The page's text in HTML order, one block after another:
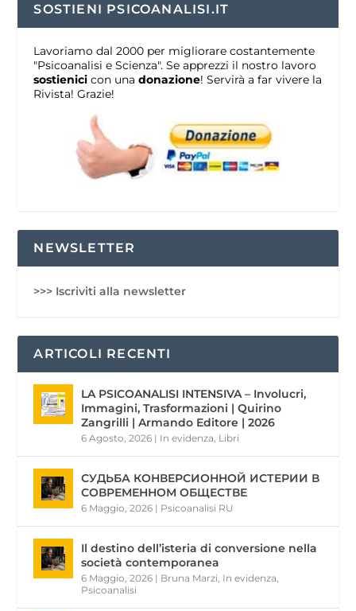
SOSTIENI PSICOANALISI.IT
Lavoriamo dal 2000 per migliorare costantemente
"Psicoanalisi e Scienza". Se apprezzi il nostro lavoro
sostienici con unadonazione! Servirà a far vivere la
Rivista! Grazie!
NEWSLETTER
>>> Iscriviti alla newsletter
ARTICOLI RECENTI
LA PSICOANALISI INTENSIVA – Involucri,
Immagini, Trasformazioni | Quirino
Zangrilli | Armando Editore | 2026
6 Agosto, 2026 | In evidenza Libri
СУДЬБА КОНВЕРСИОННОЙ ИСТЕРИИ В
СОВРЕМЕННОМ ОБЩЕСТВЕ
6 Maggio, 2026 | Psicoanalisi RU
Il destino dell’isteria di conversione nella
società contemporanea
6 Maggio, 2026 | Bruna Marzi In evidenza
Psicoanalisi